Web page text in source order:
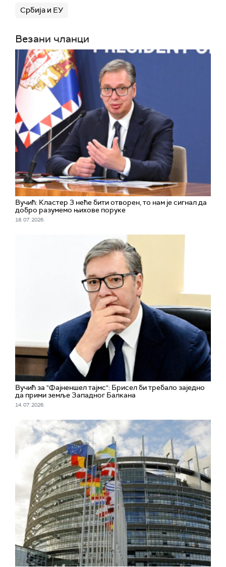
Србија и ЕУ
Везани чланци
Вучић: Кластер 3 неће бити отворен, то нам је сигнал да
добро разумемо њихове поруке
18. 07. 2026.
Вучић за "Фајненшел тајмс": Брисел би требало заједно
да прими земље Западног Балкана
14. 07. 2026.